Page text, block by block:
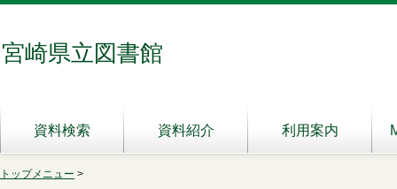
宮崎県立図書館
資料検索 資料紹介 利用案内
トップメニュー >